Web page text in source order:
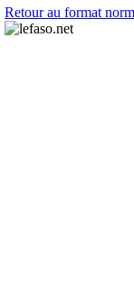
Retour au format